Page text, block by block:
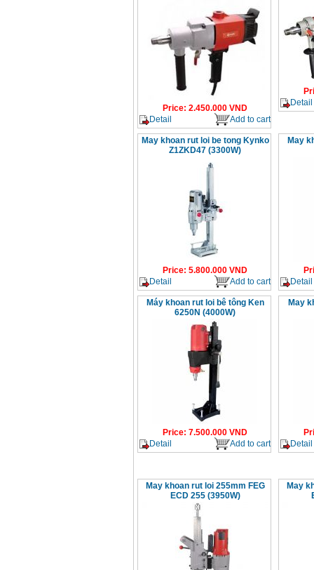
Price: 2.450.000 VND
Detail
Add to cart
Detail
May khoan rut loi be tong Kynko
Z1ZKD47 (3300W)
Price: 5.800.000 VND
Detail
Add to cart
May
Detail
Máy khoan rut loi bê tông Ken
6250N (4000W)
Price: 7.500.000 VND
Detail
Add to cart
May
Detail
May khoan rut loi 255mm FEG
ECD 255 (3950W)
May